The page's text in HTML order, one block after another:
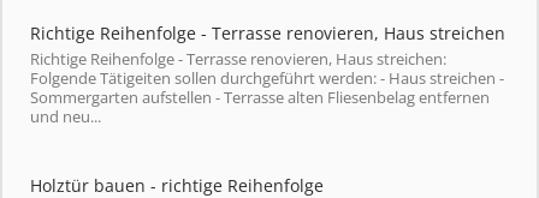
Richtige Reihenfolge - Terrasse renovieren, Haus streichen
Richtige Reihenfolge - Terrasse renovieren, Haus streichen:
Folgende Tätigeiten sollen durchgeführt werden: - Haus streichen -
Sommergarten aufstellen - Terrasse alten Fliesenbelag entfernen
und neu...
Holztür bauen - richtige Reihenfolge